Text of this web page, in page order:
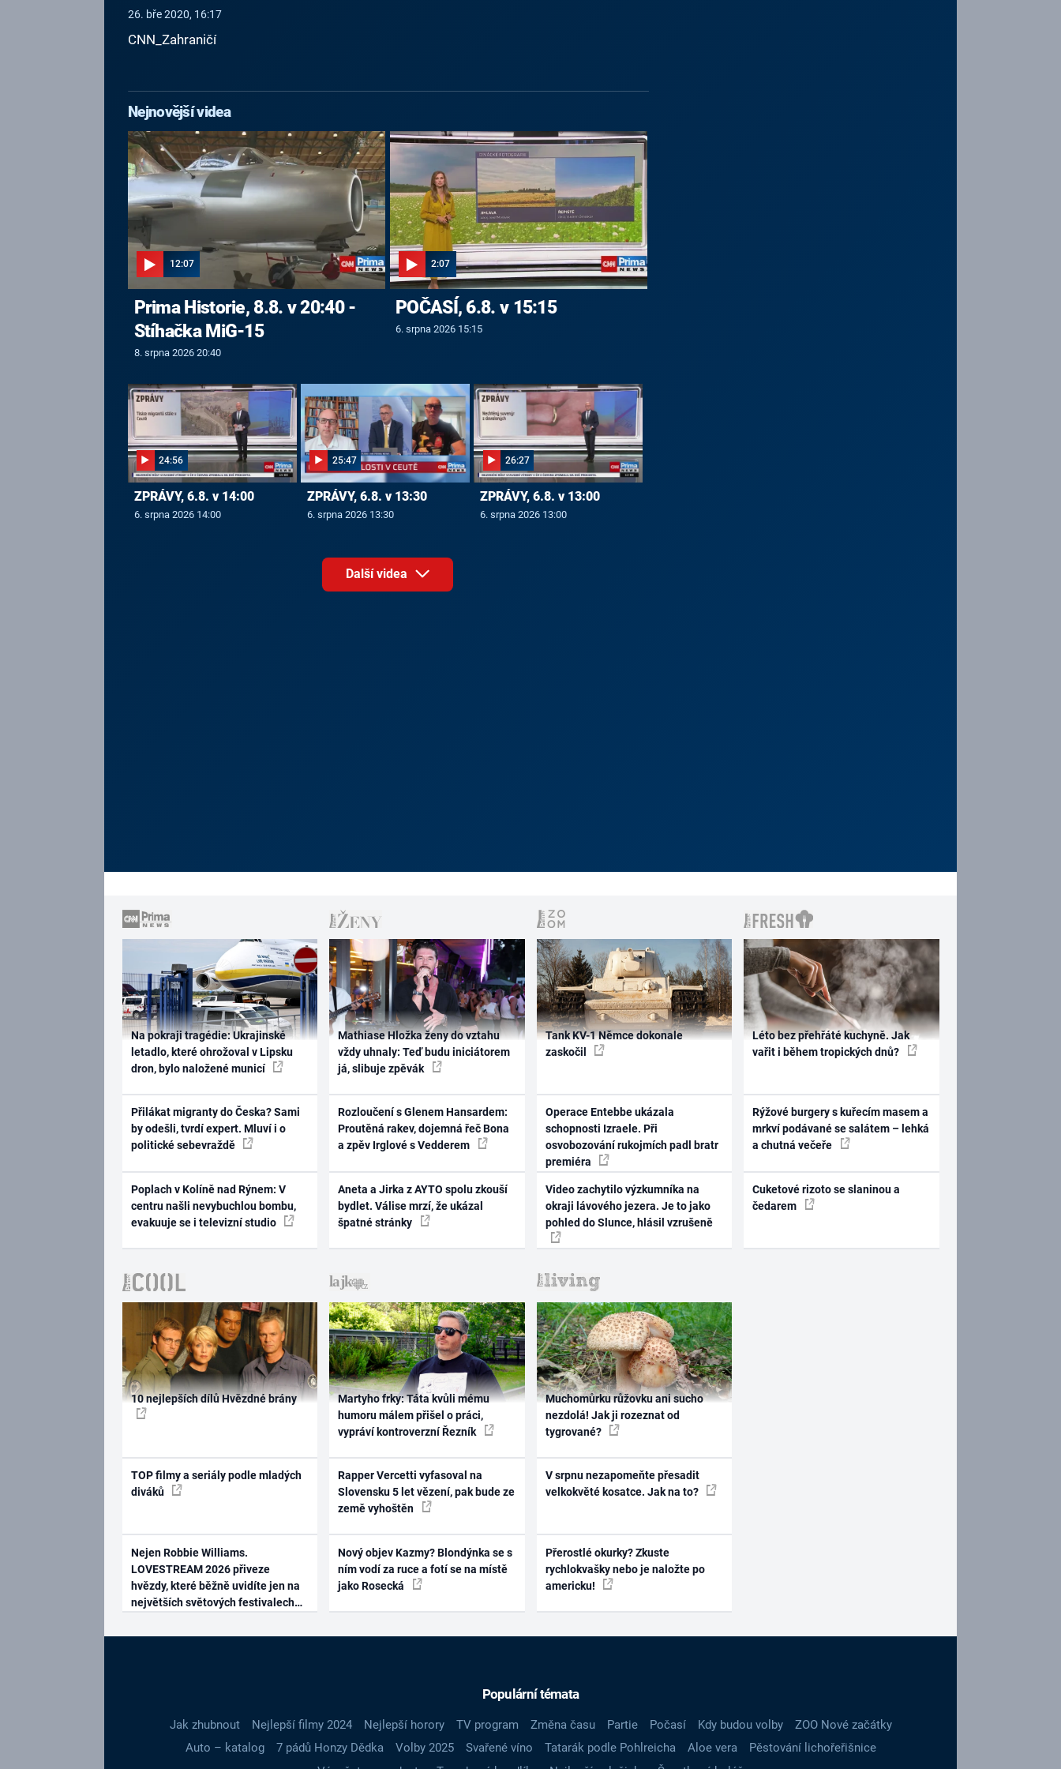
26. bře 2020, 16:17
CNN_Zahraničí
Nejnovější videa
12:07
Prima Historie, 8.8. v 20:40 -
Stíhačka MiG-15
8. srpna 2026 20:40
2:07
POČASÍ, 6.8. v 15:15
6. srpna 2026 15:15
24:56
ZPRÁVY, 6.8. v 14:00
6. srpna 2026 14:00
25:47
ZPRÁVY, 6.8. v 13:30
6. srpna 2026 13:30
26:27
ZPRÁVY, 6.8. v 13:00
6. srpna 2026 13:00
Další videa
Na pokraji tragédie: Ukrajinské
letadlo, které ohrožoval v Lipsku
dron, bylo naložené municí
Přilákat migranty do Česka? Sami
by odešli, tvrdí expert. Mluví i o
politické sebevraždě
Poplach v Kolíně nad Rýnem: V
centru našli nevybuchlou bombu,
evakuuje se i televizní studio
Mathiase Hložka ženy do vztahu
vždy uhnaly: Teď budu iniciátorem
já, slibuje zpěvák
Rozloučení s Glenem Hansardem:
Proutěná rakev, dojemná řeč Bona
a zpěv Irglové s Vedderem
Aneta a Jirka z AYTO spolu zkouší
bydlet. Válise mrzí, že ukázal
špatné stránky
Tank KV-1 Němce dokonale
zaskočil
Operace Entebbe ukázala
schopnosti Izraele. Při
osvobozování rukojmích padl bratr
premiéra
Video zachytilo výzkumníka na
okraji lávového jezera. Je to jako
pohled do Slunce, hlásil vzrušeně
Léto bez přehřáté kuchyně. Jak
vařit i během tropických dnů?
Rýžové burgery s kuřecím masem a
mrkví podávané se salátem – lehká
a chutná večeře
Cuketové rizoto se slaninou a
čedarem
10 nejlepších dílů Hvězdné brány
TOP filmy a seriály podle mladých
diváků
Nejen Robbie Williams.
LOVESTREAM 2026 přiveze
hvězdy, které běžně uvidíte jen na
největších světových festivalech
Martyho frky: Táta kvůli mému
humoru málem přišel o práci,
vypráví kontroverzní Řezník
Rapper Vercetti vyfasoval na
Slovensku 5 let vězení, pak bude ze
země vyhoštěn
Nový objev Kazmy? Blondýnka se s
ním vodí za ruce a fotí se na místě
jako Rosecká
Muchomůrku růžovku ani sucho
nezdolá! Jak ji rozeznat od
tygrované?
V srpnu nezapomeňte přesadit
velkokvěté kosatce. Jak na to?
Přerostlé okurky? Zkuste
rychlokvašky nebo je naložte po
americku!
Populární témata
Jak zhubnout Nejlepší filmy 2024 Nejlepší horory TV program Změna času Partie Počasí Kdy budou volby
ZOO Nové začátky
Auto – katalog
7 pádů Honzy Dědka Volby 2025 Svařené víno Tatarák podle Pohlreicha Aloe vera
Pěstování lichořeřišnice